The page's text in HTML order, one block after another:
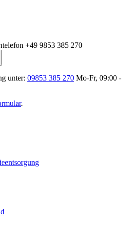
+49 9853 385 270
unter: 09853 385 270 Mo-Fr, 09:00 -
.